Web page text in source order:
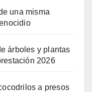
una misma
árboles y plantas
2026
a presos